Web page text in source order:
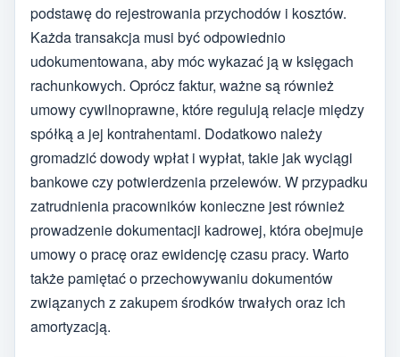
podstawę do rejestrowania przychodów i kosztów.
Każda transakcja musi być odpowiednio
udokumentowana, aby móc wykazać ją w księgach
rachunkowych. Oprócz faktur, ważne są również
umowy cywilnoprawne, które regulują relacje między
spółką a jej kontrahentami. Dodatkowo należy
gromadzić dowody wpłat i wypłat, takie jak wyciągi
bankowe czy potwierdzenia przelewów. W przypadku
zatrudnienia pracowników konieczne jest również
prowadzenie dokumentacji kadrowej, która obejmuje
umowy o pracę oraz ewidencję czasu pracy. Warto
także pamiętać o przechowywaniu dokumentów
związanych z zakupem środków trwałych oraz ich
amortyzacją.